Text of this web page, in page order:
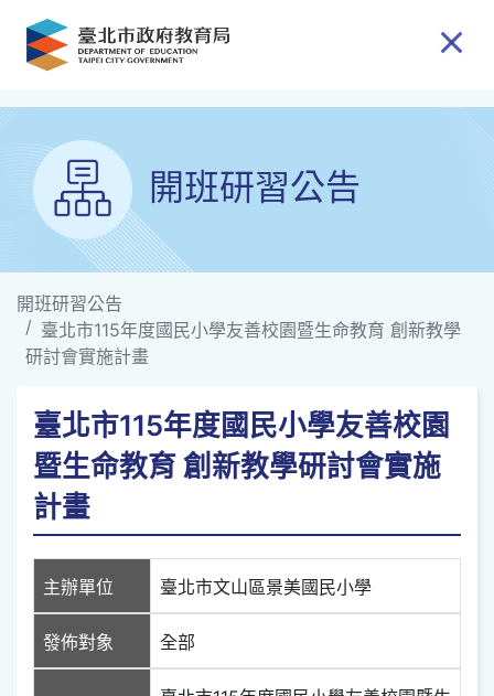
跳到主要內容
開班研習公告
開班研習公告
臺北市115年度國民小學友善校園暨生命教育 創新教學
研討會實施計畫
臺北市115年度國民小學友善校園
暨生命教育 創新教學研討會實施
計畫
主辦單位 臺北市文山區景美國民小學
發佈對象 全部